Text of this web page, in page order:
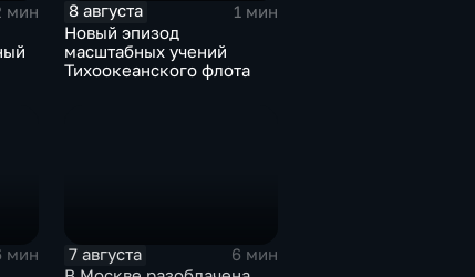
мин
8 августа
1 мин
Новый эпизод
масштабных учений
Тихоокеанского флота
мин
7 августа
6 мин